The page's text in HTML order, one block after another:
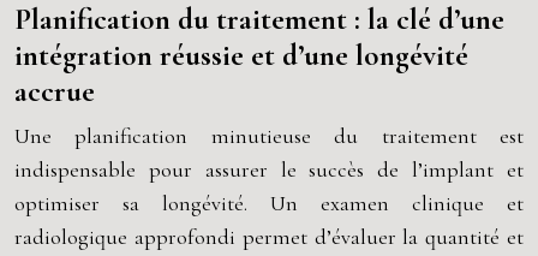
Planification du traitement : la clé d’une
intégration réussie et d’une longévité
accrue
Une planification minutieuse du traitement est
indispensable pour assurer le succès de l’implant et
optimiser sa longévité. Un examen clinique et
radiologique approfondi permet d’évaluer la quantité et